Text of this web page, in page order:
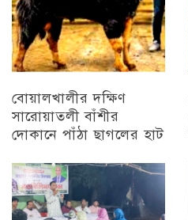
বোয়ালখালীর দক্ষিণ
সারোয়াতলী বাঁশীর
দোকানে পাঁঠা ছাগলের হাট
চট্টগ্রাম